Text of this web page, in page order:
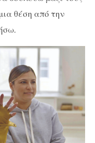
θέση από την